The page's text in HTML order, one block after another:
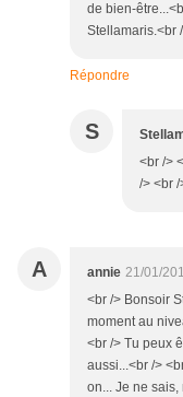
de bien-
Stellamaris.<br
Répondre
S
<br />
/> <br /
A annie 21/01/
<br /> Bonsoir
moment au
<br /> Tu peux
aussi...<br />
on... Je ne sais,